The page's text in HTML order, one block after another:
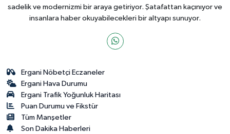
sadelik ve modernizmi bir araya getiriyor. Şatafattan kaçınıyor ve
insanlara haber okuyabilecekleri bir altyapı sunuyor.
Ergani Nöbetçi Eczaneler
Ergani Hava Durumu
Ergani Trafik Yoğunluk Haritası
Puan Durumu ve Fikstür
Tüm Manşetler
Son Dakika Haberleri